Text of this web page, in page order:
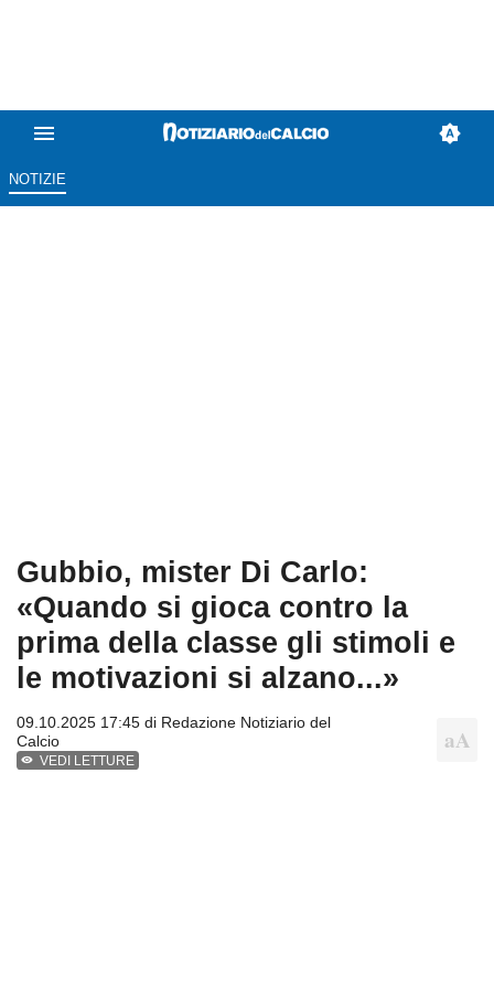
NOTIZIE
Gubbio, mister Di Carlo:
«Quando si gioca contro la
prima della classe gli stimoli e
le motivazioni si alzano...»
09.10.2025 17:45 di Redazione Notiziario del
Calcio
VEDI LETTURE